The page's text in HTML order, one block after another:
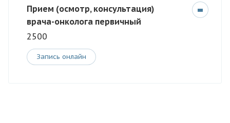
Прием (осмотр, консультация)
врача-онколога первичный
2500
Запись онлайн